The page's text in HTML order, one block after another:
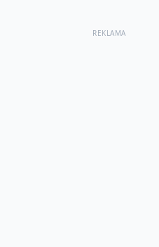
REKLAMA